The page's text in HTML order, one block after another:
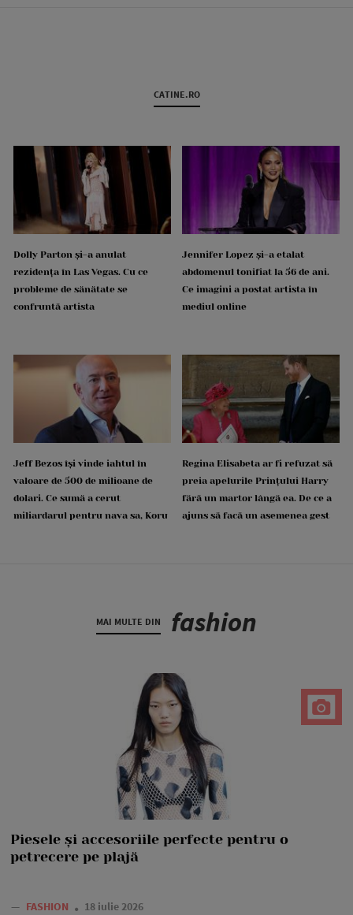
CATINE.RO
Dolly Parton și-a anulat
rezidența în Las Vegas. Cu ce
probleme de sănătate se
confruntă artista
Jennifer Lopez și-a etalat
abdomenul tonifiat la 56 de ani.
Ce imagini a postat artista în
mediul online
Jeff Bezos își vinde iahtul în
valoare de 500 de milioane de
dolari. Ce sumă a cerut
miliardarul pentru nava sa, Koru
Regina Elisabeta ar fi refuzat să
preia apelurile Prințului Harry
fără un martor lângă ea. De ce a
ajuns să facă un asemenea gest
MAI MULTE DIN fashion
Piesele și accesoriile perfecte pentru o
petrecere pe plajă
— FASHION 18 iulie 2026